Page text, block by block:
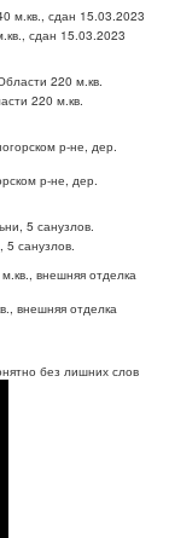
сдан 15.03.2023
220 м.кв.
р-не, дер.
5 санузлов.
внешняя отделка
без лишних слов